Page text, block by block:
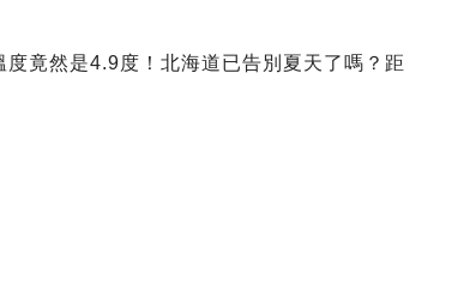
竟然是4.9度！北海道已告別夏天了嗎？距